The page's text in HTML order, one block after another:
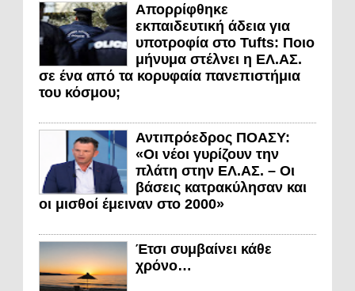
Απορρίφθηκε
εκπαιδευτική άδεια για
υποτροφία στο Tufts: Ποιο
μήνυμα στέλνει η ΕΛ.ΑΣ.
σε ένα από τα κορυφαία πανεπιστήμια
του κόσμου;
Αντιπρόεδρος ΠΟΑΣΥ:
«Οι νέοι γυρίζουν την
πλάτη στην ΕΛ.ΑΣ. – Οι
βάσεις κατρακύλησαν και
οι μισθοί έμειναν στο 2000»
Έτσι συμβαίνει κάθε
χρόνο…